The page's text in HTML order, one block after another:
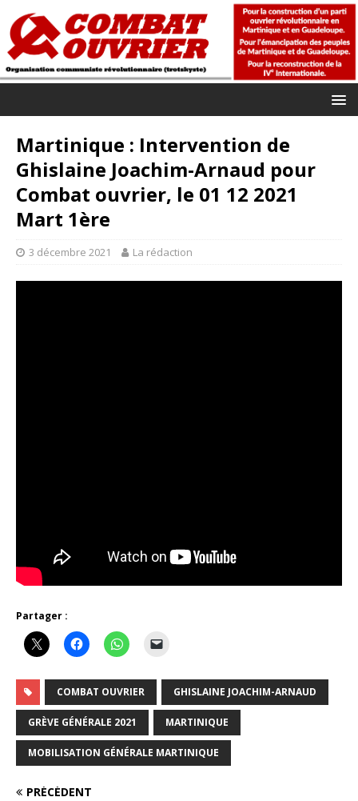
Martinique : Intervention de
Ghislaine Joachim-Arnaud pour
Combat ouvrier, le 01 12 2021
Mart 1ère
3 décembre 2021 La rédaction
Partager :
COMBAT OUVRIER GHISLAINE JOACHIM-ARNAUD
GRÈVE GÉNÉRALE 2021 MARTINIQUE
MOBILISATION GÉNÉRALE MARTINIQUE
PRÉCÉDENT